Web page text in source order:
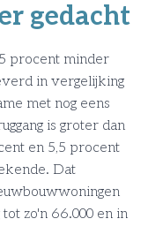
gedacht
procent minder
in vergelijking
met nog eens
is groter dan
en 5,5 procent
Dat
zo'n 66.000 en in